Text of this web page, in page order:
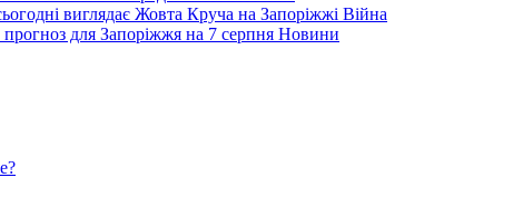
виглядає Жовта Круча на Запоріжжі Війна
для Запоріжжя на 7 серпня Новини